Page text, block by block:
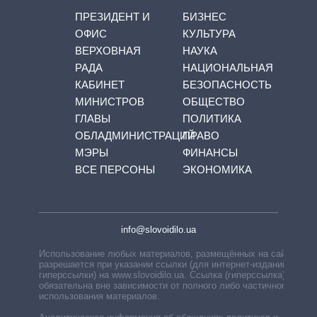
ПРЕЗИДЕНТ И
ОФИС
ВЕРХОВНАЯ
РАДА
КАБИНЕТ
МИНИСТРОВ
ГЛАВЫ
ОБЛАДМИНИСТРАЦИЙ
МЭРЫ
ВСЕ ПЕРСОНЫ
БИЗНЕС
КУЛЬТУРА
НАУКА
НАЦИОНАЛЬНАЯ
БЕЗОПАСНОСТЬ
ОБЩЕСТВО
ПОЛИТИКА
ПРАВО
ФИНАНСЫ
ЭКОНОМИКА
info@slovoidilo.ua
Использование любых материалов, размещённых на сайте,
разрешается при указании ссылки (для интернет-изданий —
гиперссылки) на www.slovoidilo.ua. Ссылка (гиперссылка)
обязательна вне зависимости от полного либо частичного
использования материалов.